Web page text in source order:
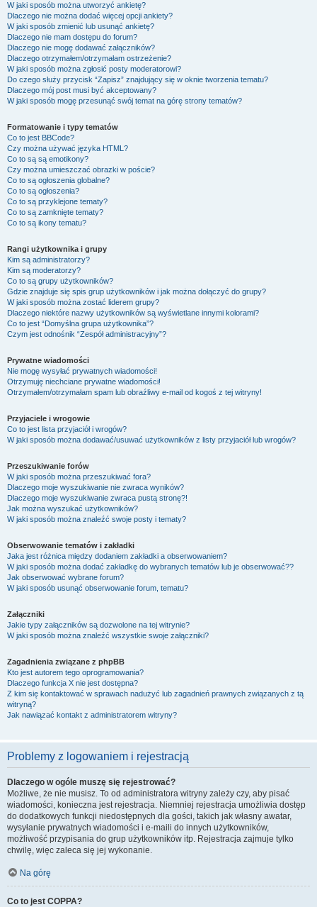
W jaki sposób można utworzyć ankietę?
Dlaczego nie można dodać więcej opcji ankiety?
W jaki sposób zmienić lub usunąć ankietę?
Dlaczego nie mam dostępu do forum?
Dlaczego nie mogę dodawać załączników?
Dlaczego otrzymałem/otrzymałam ostrzeżenie?
W jaki sposób można zgłosić posty moderatorowi?
Do czego służy przycisk “Zapisz” znajdujący się w oknie tworzenia tematu?
Dlaczego mój post musi być akceptowany?
W jaki sposób mogę przesunąć swój temat na górę strony tematów?
Formatowanie i typy tematów
Co to jest BBCode?
Czy można używać języka HTML?
Co to są są emotikony?
Czy można umieszczać obrazki w poście?
Co to są ogłoszenia globalne?
Co to są ogłoszenia?
Co to są przyklejone tematy?
Co to są zamknięte tematy?
Co to są ikony tematu?
Rangi użytkownika i grupy
Kim są administratorzy?
Kim są moderatorzy?
Co to są grupy użytkowników?
Gdzie znajduje się spis grup użytkowników i jak można dołączyć do grupy?
W jaki sposób można zostać liderem grupy?
Dlaczego niektóre nazwy użytkowników są wyświetlane innymi kolorami?
Co to jest “Domyślna grupa użytkownika”?
Czym jest odnośnik “Zespół administracyjny”?
Prywatne wiadomości
Nie mogę wysyłać prywatnych wiadomości!
Otrzymuję niechciane prywatne wiadomości!
Otrzymałem/otrzymałam spam lub obraźliwy e-mail od kogoś z tej witryny!
Przyjaciele i wrogowie
Co to jest lista przyjaciół i wrogów?
W jaki sposób można dodawać/usuwać użytkowników z listy przyjaciół lub wrogów?
Przeszukiwanie forów
W jaki sposób można przeszukiwać fora?
Dlaczego moje wyszukiwanie nie zwraca wyników?
Dlaczego moje wyszukiwanie zwraca pustą stronę?!
Jak można wyszukać użytkowników?
W jaki sposób można znaleźć swoje posty i tematy?
Obserwowanie tematów i zakładki
Jaka jest różnica między dodaniem zakładki a obserwowaniem?
W jaki sposób można dodać zakładkę do wybranych tematów lub je obserwować??
Jak obserwować wybrane forum?
W jaki sposób usunąć obserwowanie forum, tematu?
Załączniki
Jakie typy załączników są dozwolone na tej witrynie?
W jaki sposób można znaleźć wszystkie swoje załączniki?
Zagadnienia związane z phpBB
Kto jest autorem tego oprogramowania?
Dlaczego funkcja X nie jest dostępna?
Z kim się kontaktować w sprawach nadużyć lub zagadnień prawnych związanych z tą
witryną?
Jak nawiązać kontakt z administratorem witryny?
Problemy z logowaniem i rejestracją
Dlaczego w ogóle muszę się rejestrować?
Możliwe, że nie musisz. To od administratora witryny zależy czy, aby pisać
wiadomości, konieczna jest rejestracja. Niemniej rejestracja umożliwia dostęp
do dodatkowych funkcji niedostępnych dla gości, takich jak własny awatar,
wysyłanie prywatnych wiadomości i e-maili do innych użytkowników,
możliwość przypisania do grup użytkowników itp. Rejestracja zajmuje tylko
chwilę, więc zaleca się jej wykonanie.
Na górę
Co to jest COPPA?